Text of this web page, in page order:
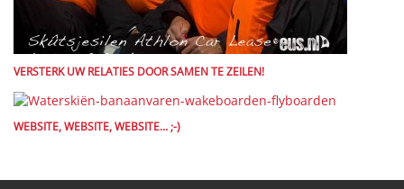
VERSTERK UW RELATIES DOOR SAMEN TE ZEILEN!
WEBSITE, WEBSITE, WEBSITE… ;-)